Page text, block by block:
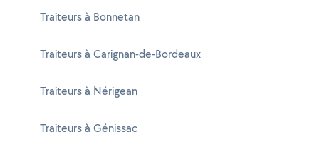
Traiteurs à Bonnetan
Traiteurs à Carignan-de-Bordeaux
Traiteurs à Nérigean
Traiteurs à Génissac